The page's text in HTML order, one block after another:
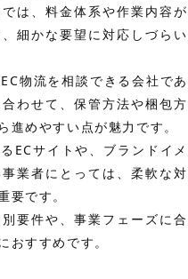
は、料金体系や作業内容が
細かな要望に対応しづらい
物流を相談できる会社であ
わせて、保管方法や梱包方
めやすい点が魅力です。
ECサイトや、ブランドイメ
業者にとっては、柔軟な対
要です。
要件や、事業フェーズに合
おすすめです。